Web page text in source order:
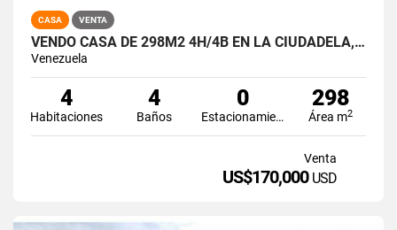
CASA VENTA
VENDO CASA DE 298M2 4H/4B EN LA CIUDADELA, BARUTA
Venezuela
4
Habitaciones
4
Baños
0
Estacionamiento
298
Área m2
Venta
US$170,000 USD